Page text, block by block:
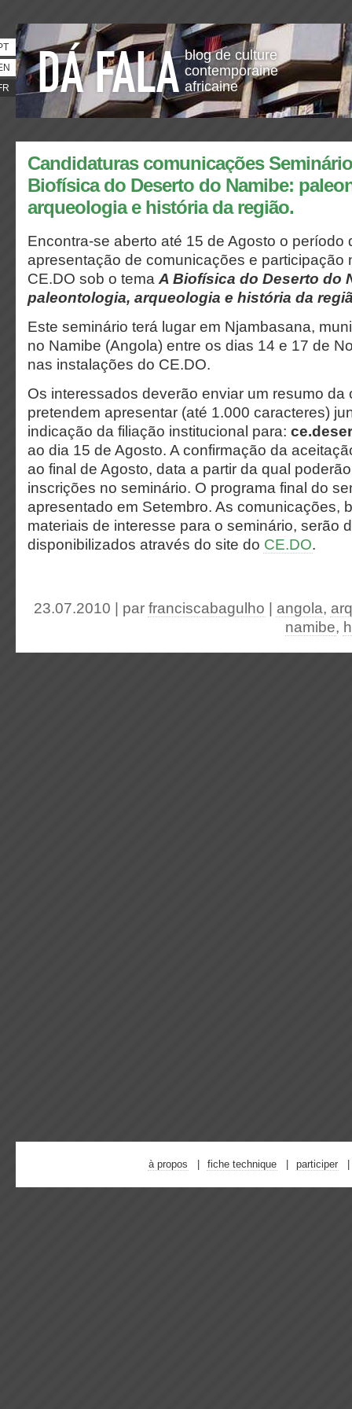
blog de culture
contemporaine
africaine
Candidaturas comunicações
Biofísica do Deserto do Namibe:
arqueologia e história da região.
Encontra-se aberto até 15 de Agosto o período
apresentação de comunicações e participação
CE.DO sob o tema A Biofísica do Deserto do
paleontologia, arqueologia e história da
Este seminário terá lugar em Njambasana,
no Namibe (Angola) entre os dias 14 e 17 de
nas instalações do CE.DO.
Os interessados deverão enviar um resumo da
pretendem apresentar (até 1.000 caracteres)
indicação da filiação institucional para:
ao dia 15 de Agosto. A confirmação da
ao final de Agosto, data a partir da qual
inscrições no seminário. O programa final do
apresentado em Setembro. As comunicações,
materiais de interesse para o seminário, serão
disponibilizados através do site do CE.DO.
23.07.2010 | par franciscabagulho angola,
namibe,
à propos fiche technique participer